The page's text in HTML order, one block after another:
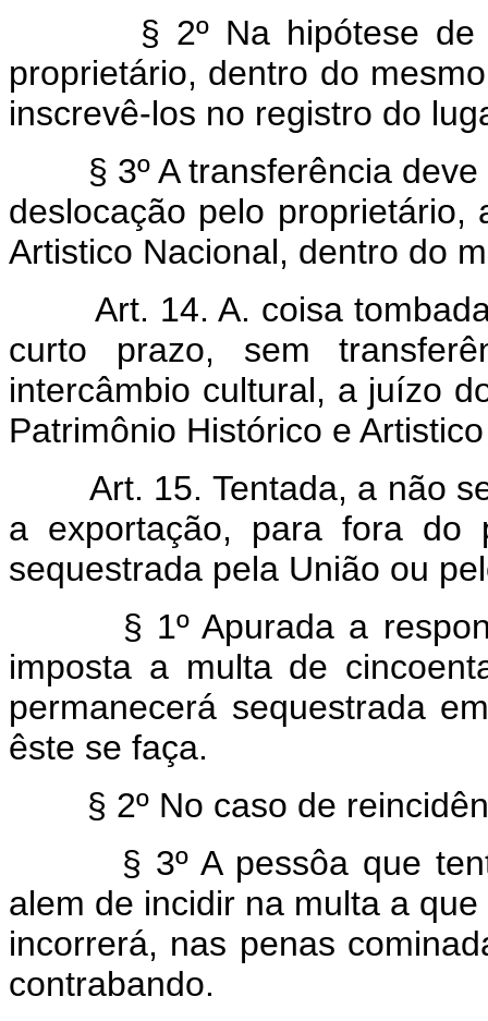
§ 2º Na hipótese
proprietário, dentro do
inscrevê-los no registro do
§ 3º A transferência
deslocação pelo proprietário,
Artistico Nacional, dentro do
Art. 14. A. coisa
curto prazo, sem
intercâmbio cultural, a juízo
Patrimônio Histórico e
Art. 15. Tentada, a não
a exportação, para fora do
sequestrada pela União ou
§ 1º Apurada a
imposta a multa de
permanecerá sequestrada
êste se faça.
§ 2º No caso de
§ 3º A pessôa que
alem de incidir na multa a
incorrerá, nas penas
contrabando.